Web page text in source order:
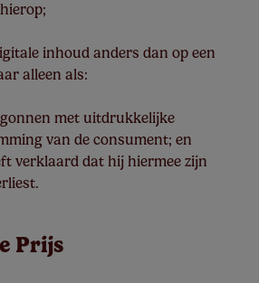
inhoud anders dan op een
alleen als:
met uitdrukkelijke
van de consument; en
verklaard dat hij hiermee zijn
Prijs